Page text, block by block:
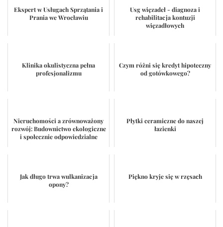
Ekspert w Usługach Sprzątania i
Prania we Wrocławiu
Usg więzadeł - diagnoza i
rehabilitacja kontuzji
więzadłowych
Klinika okulistyczna pełna
profesjonalizmu
Czym różni się kredyt hipoteczny
od gotówkowego?
Nieruchomości a zrównoważony
rozwój: Budownictwo ekologiczne
i społecznie odpowiedzialne
Płytki ceramiczne do naszej
łazienki
Jak długo trwa wulkanizacja
opony?
Piękno kryje się w rzęsach